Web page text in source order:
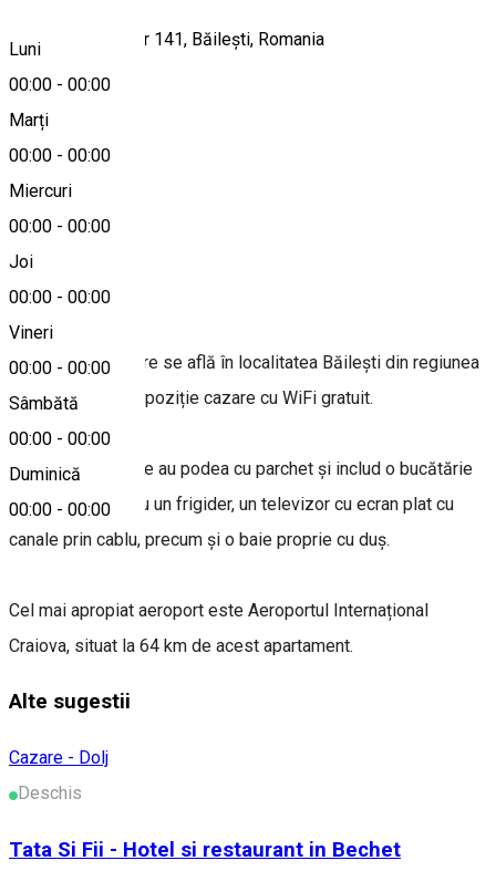
Luni
00:00 - 00:00
Marți
00:00 - 00:00
Miercuri
00:00 - 00:00
Joi
00:00 - 00:00
Vineri
00:00 - 00:00
Sâmbătă
00:00 - 00:00
Duminică
00:00 - 00:00
Strada Victoriei, nr 141, Băilești, Romania
Hartă
Despre
Kul House - Cazare se află în localitatea Băileşti din regiunea
Dolj și pune la dispoziție cazare cu WiFi gratuit.
Unitățile de cazare au podea cu parchet și includ o bucătărie
complet utilată, cu un frigider, un televizor cu ecran plat cu
canale prin cablu, precum și o baie proprie cu duș.
Cel mai apropiat aeroport este Aeroportul Internațional
Craiova, situat la 64 km de acest apartament.
Alte sugestii
Cazare - Dolj
Deschis
Tata Si Fii - Hotel si restaurant in Bechet